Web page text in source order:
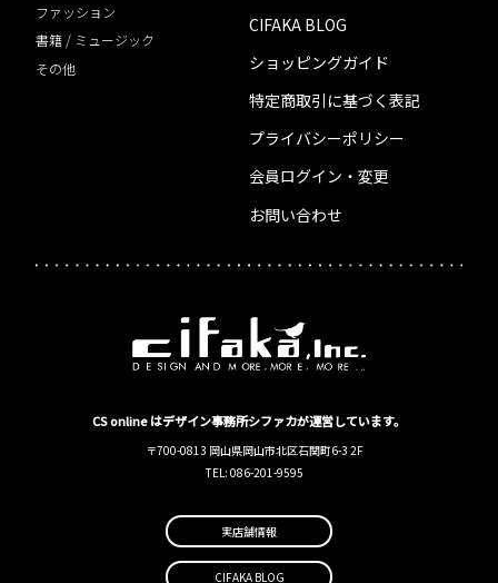
ファッション
書籍 / ミュージック
その他
CIFAKA BLOG
ショッピングガイド
特定商取引に基づく表記
プライバシーポリシー
会員ログイン・変更
お問い合わせ
CS online はデザイン事務所シファカが運営しています。
〒700-0813 岡山県岡山市北区石関町6-3 2F
TEL: 086-201-9595
実店舗情報
CIFAKA BLOG